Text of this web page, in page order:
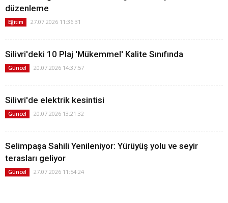
düzenleme
Eğitim 27.07.2026 11:36:31
Silivri'deki 10 Plaj 'Mükemmel' Kalite Sınıfında
Güncel 20.07.2026 14:37:57
Silivri'de elektrik kesintisi
Güncel 20.07.2026 13:21:32
Selimpaşa Sahili Yenileniyor: Yürüyüş yolu ve seyir
terasları geliyor
Güncel 27.07.2026 11:54:24